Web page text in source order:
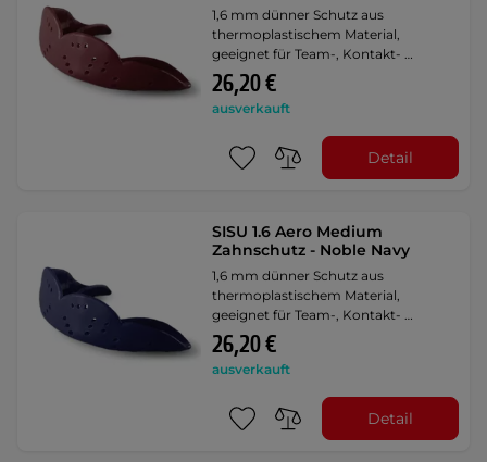
1,6 mm dünner Schutz aus
thermoplastischem Material,
geeignet für Team-, Kontakt- …
26,20 €
ausverkauft
Detail
SISU 1.6 Aero Medium
Zahnschutz - Noble Navy
1,6 mm dünner Schutz aus
thermoplastischem Material,
geeignet für Team-, Kontakt- …
26,20 €
ausverkauft
Detail